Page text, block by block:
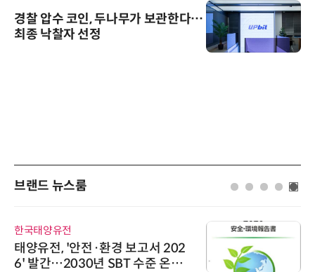
경찰 압수 코인, 두나무가 보관한다…
최종 낙찰자 선정
브랜드 뉴스룸
한국태양유전
태양유전, '안전·환경 보고서 202
6' 발간…2030년 SBT 수준 온실